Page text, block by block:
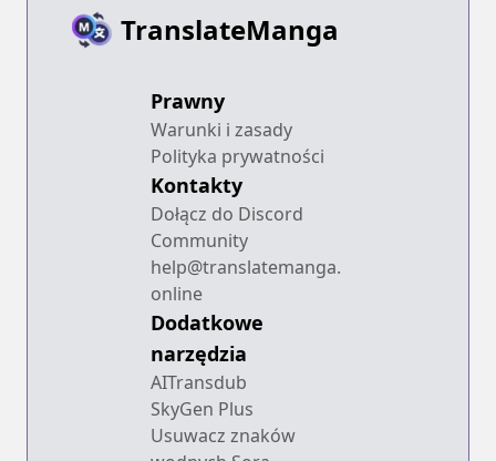
TranslateManga
Prawny
Warunki i zasady
Polityka prywatności
Kontakty
Dołącz do Discord
Community
help@translatemanga.
online
Dodatkowe
narzędzia
AITransdub
SkyGen Plus
Usuwacz znaków